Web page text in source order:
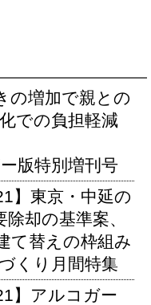
の増加で親との
での負担軽減
版特別増刊号
】東京・中延の
却の基準案、
て替えの枠組み
くり月間特集
】アルコガー